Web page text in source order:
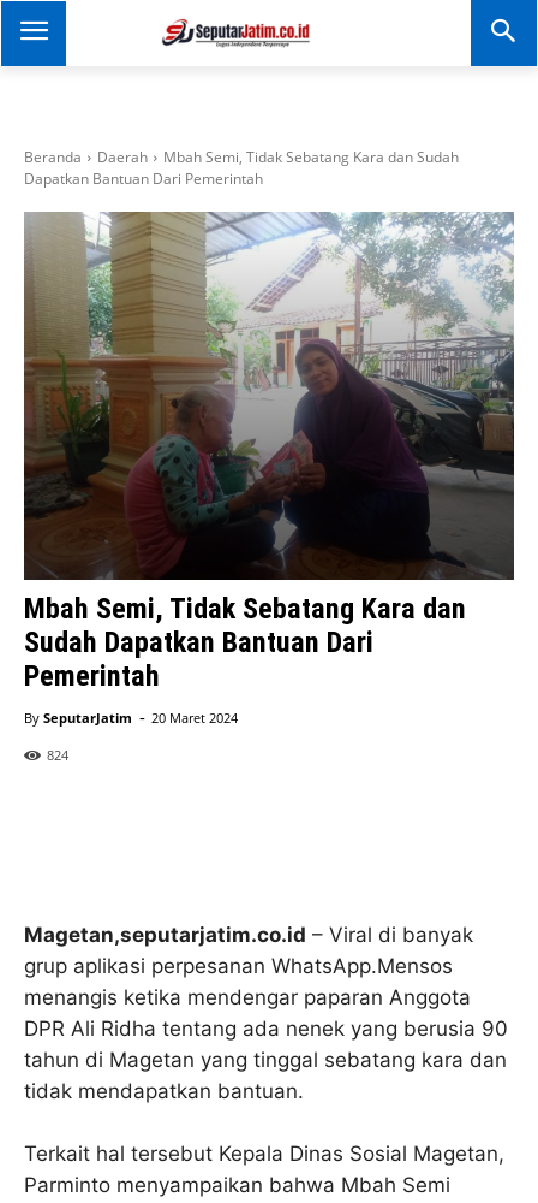
SEPUTAR JATIM
Portal Informasi Dan
Beranda Daerah
Mbah Semi, Tidak Sebatang Kara dan Sudah
Dapatkan Bantuan Dari Pemerintah
Mbah Semi, Tidak Sebatang Kara dan
Sudah Dapatkan Bantuan Dari
Pemerintah
By SeputarJatim - 20 Maret 2024
824
Magetan,seputarjatim.co.id – Viral di banyak
grup aplikasi perpesanan WhatsApp.Mensos
menangis ketika mendengar paparan Anggota
DPR Ali Ridha tentang ada nenek yang berusia 90
tahun di Magetan yang tinggal sebatang kara dan
tidak mendapatkan bantuan.
Terkait hal tersebut Kepala Dinas Sosial Magetan,
Parminto menyampaikan bahwa Mbah Semi